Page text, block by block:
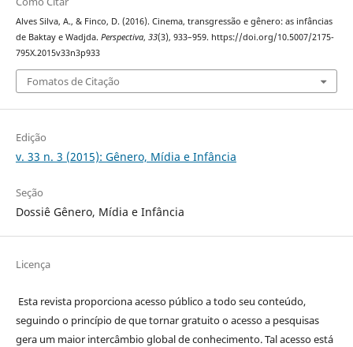
Alves Silva, A., & Finco, D. (2016). Cinema, transgressão e gênero: as infâncias
de Baktay e Wadjda. Perspectiva, 33(3), 933–959. https://doi.org/10.5007/2175-
795X.2015v33n3p933
Fomatos de Citação
Edição
v. 33 n. 3 (2015): Gênero, Mídia e Infância
Seção
Dossiê Gênero, Mídia e Infância
Licença
Esta revista proporciona acesso público a todo seu conteúdo,
seguindo o princípio de que tornar gratuito o acesso a pesquisas
gera um maior intercâmbio global de conhecimento. Tal acesso está